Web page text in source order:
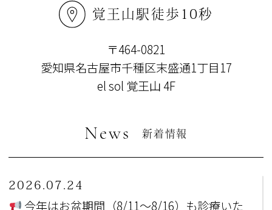
覚王山駅徒歩10秒
〒464-0821
愛知県名古屋市千種区末盛通1丁目17
el sol 覚王山 4F
News 新着情報
2026.07.24
今年はお盆期間（8/11～8/16）も診療いた